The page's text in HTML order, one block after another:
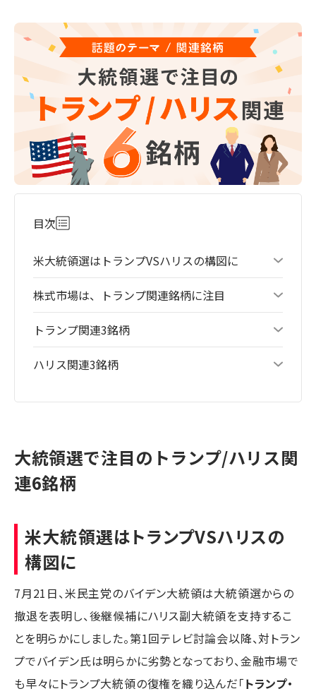
目次
米大統領選はトランプVSハリスの構図に
株式市場は、トランプ関連銘柄に注目
トランプ関連3銘柄
ハリス関連3銘柄
大統領選で注目のトランプ/ハリス関
連6銘柄
米大統領選はトランプVSハリスの
構図に
7月21日、米民主党のバイデン大統領は大統領選からの
撤退を表明し、後継候補にハリス副大統領を支持するこ
とを明らかにしました。第1回テレビ討論会以降、対トラン
プでバイデン氏は明らかに劣勢となっており、金融市場で
も早々にトランプ大統領の復権を織り込んだ「トランプ・